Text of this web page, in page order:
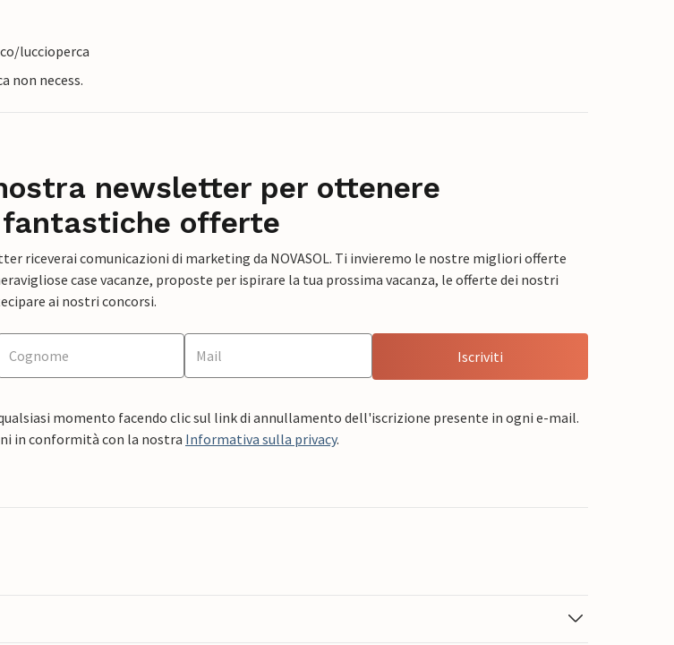
luccioperca
non necess.
newsletter per ottenere
offerte
riceverai comunicazioni di marketing da NOVASOL. Ti invieremo le nostre migliori offerte
case vacanze, proposte per ispirare la tua prossima vacanza, le offerte dei nostri
ai nostri concorsi.
Iscriviti
momento facendo clic sul link di annullamento dell'iscrizione presente in ogni e-mail.
in conformità con la nostra Informativa sulla privacy.